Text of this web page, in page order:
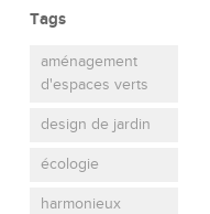
Tags
aménagement
d'espaces verts
design de jardin
écologie
harmonieux